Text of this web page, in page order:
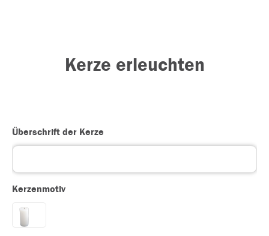
Kerze erleuchten
Überschrift der Kerze
Kerzenmotiv